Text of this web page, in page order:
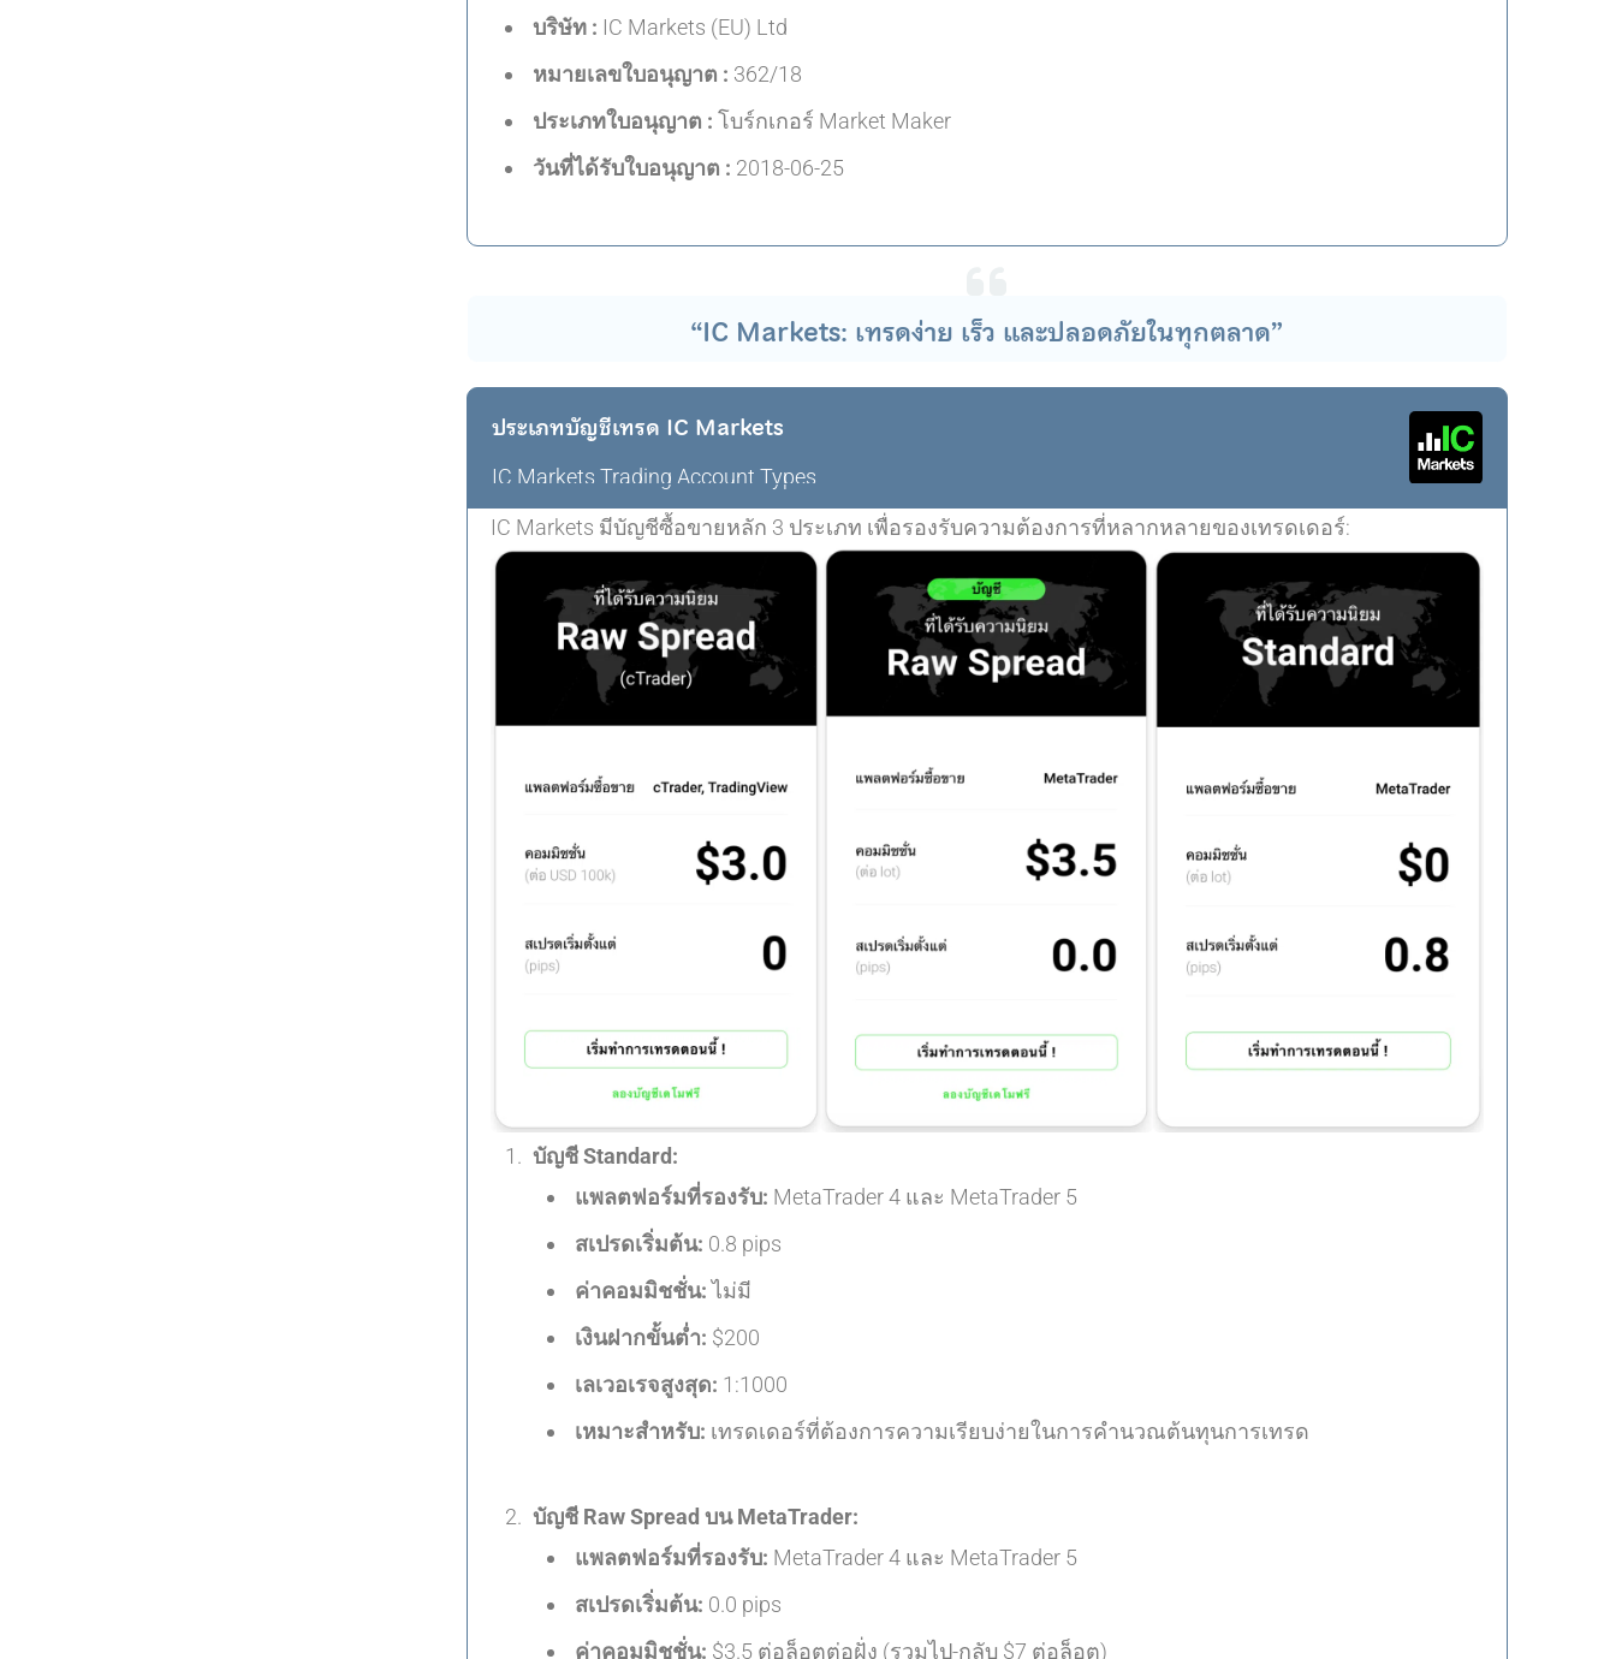
บริษัท : IC Markets (EU) Ltd
หมายเลขใบอนุญาต : 362/18
ประเภทใบอนุญาต : โบร์กเกอร์ Market Maker
วันที่ได้รับใบอนุญาต : 2018-06-25
“IC Markets: เทรดง่าย เร็ว และปลอดภัยในทุกตลาด”
ประเภทบัญชีเทรด IC Markets
IC Markets Trading Account Types
IC Markets มีบัญชีซื้อขายหลัก 3 ประเภท เพื่อรองรับความต้องการที่หลากหลายของเทรดเดอร์:
บัญชี Standard:
แพลตฟอร์มที่รองรับ: MetaTrader 4 และ MetaTrader 5
สเปรดเริ่มต้น: 0.8 pips
ค่าคอมมิชชั่น:ไม่มี
เงินฝากขั้นต่ำ: $200
เลเวอเรจสูงสุด: 1:1000
เหมาะสำหรับ: เทรดเดอร์ที่ต้องการความเรียบง่ายในการคำนวณต้นทุนการเทรด
บัญชี Raw Spread บน MetaTrader:
แพลตฟอร์มที่รองรับ: MetaTrader 4 และ MetaTrader 5
สเปรดเริ่มต้น: 0.0 pips
ค่าคอมมิชชั่น: $3.5 ต่อล็อตต่อฝั่ง (รวมไป-กลับ $7 ต่อล็อต)